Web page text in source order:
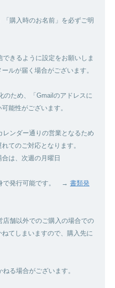
購入時のお名前」を必ずご明
きるように設定をお願いしま
ルが届く場合がございます。
のため、「Gmailのアドレスに
能性がございます。
ンダー通りの営業となるため
てのご対応となります。
合は、次週の月曜日
で発行可能です。 → 書類発
舗以外でのご購入の場合での
てしまいますので、購入先に
る場合がございます。